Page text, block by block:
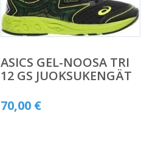
ASICS GEL-NOOSA TRI
12 GS JUOKSUKENGÄT
70,00 €